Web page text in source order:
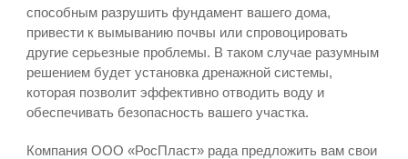
способным разрушить фундамент вашего дома,
привести к вымыванию почвы или спровоцировать
другие серьезные проблемы. В таком случае разумным
решением будет установка дренажной системы,
которая позволит эффективно отводить воду и
обеспечивать безопасность вашего участка.
Компания ООО «РосПласт» рада предложить вам свои